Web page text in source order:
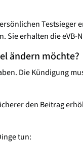
erhalten die
ändern möchte?
Die Kündigung
den Beitrag
tun: